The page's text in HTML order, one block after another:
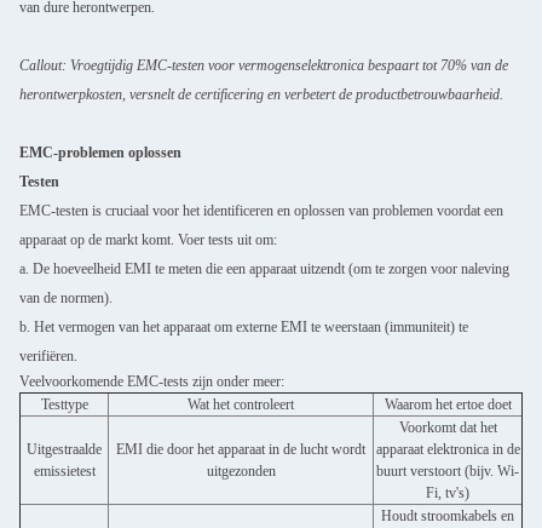
van dure herontwerpen.
Callout: Vroegtijdig EMC-testen voor vermogenselektronica bespaart tot 70% van de
herontwerpkosten, versnelt de certificering en verbetert de productbetrouwbaarheid.
EMC-problemen oplossen
Testen
EMC-testen is cruciaal voor het identificeren en oplossen van problemen voordat een
apparaat op de markt komt. Voer tests uit om:
a. De hoeveelheid EMI te meten die een apparaat uitzendt (om te zorgen voor naleving
van de normen).
b. Het vermogen van het apparaat om externe EMI te weerstaan (immuniteit) te
verifiëren.
Veelvoorkomende EMC-tests zijn onder meer:
Testtype
Wat het controleert Waarom het ertoe doet
Uitgestraalde
emissietest
EMI die door het apparaat in de lucht wordt
uitgezonden
Voorkomt dat het
apparaat elektronica in de
buurt verstoort (bijv. Wi-
Fi, tv's)
Houdt stroomkabels en